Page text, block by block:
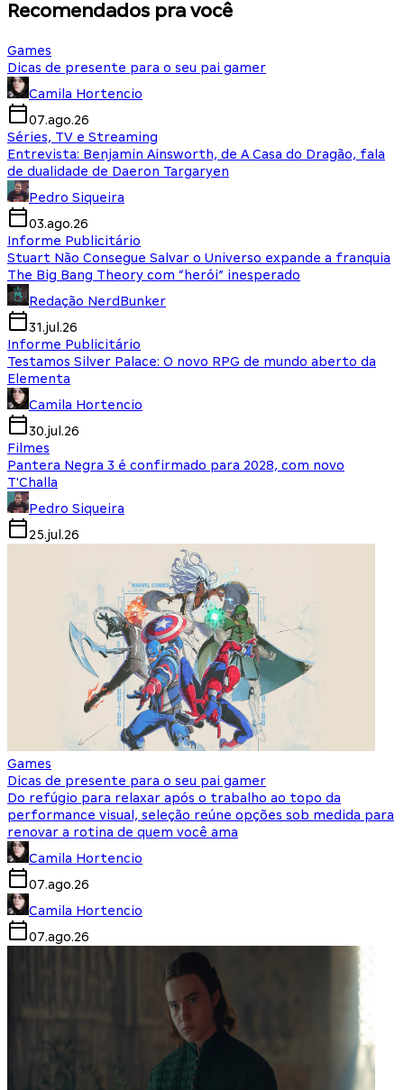
Recomendados pra você
Games
Dicas de presente para o seu pai gamer
Camila Hortencio
07.ago.26
Séries, TV e Streaming
Entrevista: Benjamin Ainsworth, de A Casa do Dragão, fala
de dualidade de Daeron Targaryen
Pedro Siqueira
03.ago.26
Informe Publicitário
Stuart Não Consegue Salvar o Universo expande a franquia
The Big Bang Theory com “herói” inesperado
Redação NerdBunker
31.jul.26
Informe Publicitário
Testamos Silver Palace: O novo RPG de mundo aberto da
Elementa
Camila Hortencio
30.jul.26
Filmes
Pantera Negra 3 é confirmado para 2028, com novo
T'Challa
Pedro Siqueira
25.jul.26
Games
Dicas de presente para o seu pai gamer
Do refúgio para relaxar após o trabalho ao topo da
performance visual, seleção reúne opções sob medida para
renovar a rotina de quem você ama
Camila Hortencio
07.ago.26
Camila Hortencio
07.ago.26